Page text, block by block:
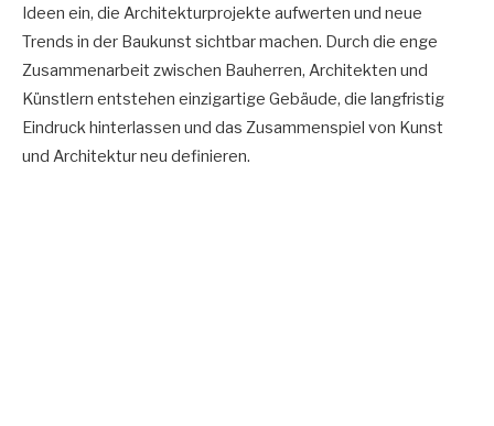
Ideen ein, die Architekturprojekte aufwerten und neue
Trends in der Baukunst sichtbar machen. Durch die enge
Zusammenarbeit zwischen Bauherren, Architekten und
Künstlern entstehen einzigartige Gebäude, die langfristig
Eindruck hinterlassen und das Zusammenspiel von Kunst
und Architektur neu definieren.